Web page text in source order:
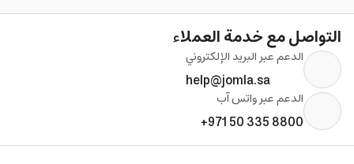
التواصل مع خدمة العملاء
الدعم عبر البريد الإلكتروني
help@jomla.sa
الدعم عبر واتس آب
+971 50 335 8800